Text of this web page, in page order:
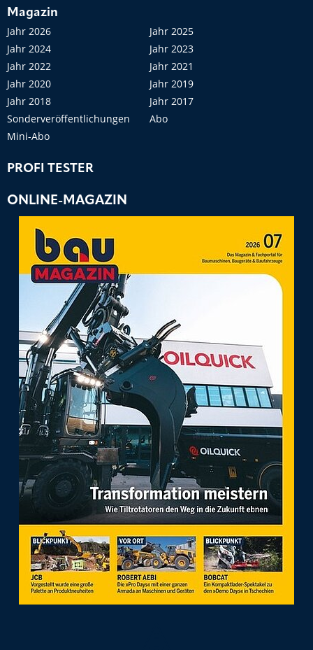
Magazin
Jahr 2026
Jahr 2025
Jahr 2024
Jahr 2023
Jahr 2022
Jahr 2021
Jahr 2020
Jahr 2019
Jahr 2018
Jahr 2017
Sonderveröffentlichungen
Abo
Mini-Abo
PROFI TESTER
ONLINE-MAGAZIN